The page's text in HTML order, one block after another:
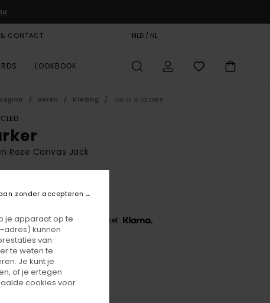
CONTACT NLD / NL
LOOKBOOK
Heren Kleding Jacks & Jassen
Roze Canvas Jack
3 x € 56,67, zonder rente met
Apple Butter
je apparaat op te
adres) kunnen
van
te weten te
Je kunt je
of je ertegen
cookies voor
zonder accepteren